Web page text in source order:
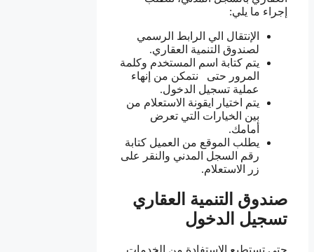
إجراء ما يلي:
الإنتقال الي الرابط الرسمي
لصندوق التنمية العقاري.
يتم كتابة اسم المستخدم وكلمة
المرور حتى نتمكن من إنهاء
عملية تسجيل الدخول.
يتم اختيار ايقونة الاستعلام من
بين الخيارات التي تعرض
أمامك.
يطلب الموقع من العميل كتابة
رقم السجل المدني والنقر على
زر الاستعلام.
صندوق التنمية العقاري
تسجيل الدخول
حتى تستطيع الاستفادة من الخدمات